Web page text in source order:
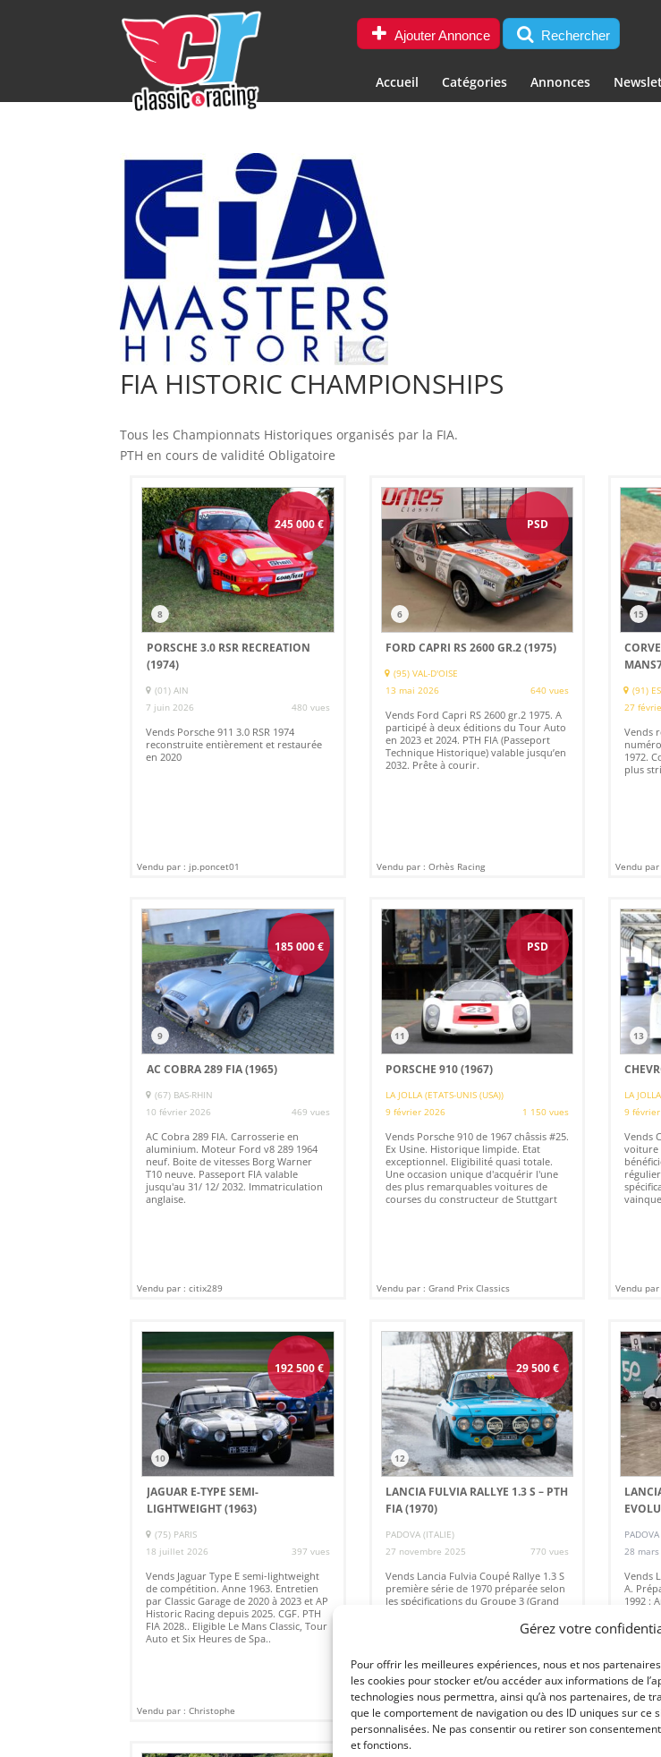
Gérez votre
Pour offrir les meilleures expériences, nous et nos
les cookies pour stocker et/ou accéder aux informations de
technologies nous permettra, ainsi qu’à nos partenaires, de
que le comportement de navigation ou des ID uniques sur ce
personnalisées. Ne pas consentir ou retirer son
et fonctions.
Ajouter Annonce Rechercher
Accueil Catégories Annonces
FIA HISTORIC CHAMPIONSHIPS
Tous les Championnats Historiques organisés par la FIA.
PTH en cours de validité Obligatoire
245 000€
8
PORSCHE 3.0 RSR RECREATION
(1974)
(01) AIN
7 juin 2026
480 vues
Vends Porsche 911 3.0 RSR 1974
reconstruite entièrement et restaurée
en 2020
Vendu par : jp.poncet01
PSD
6
FORD CAPRI RS 2600 GR.2 (1975)
(95) VAL-D'OISE
13 mai 2026
640 vues
Vends Ford Capri RS 2600 gr.2 1975. A
participé à deux éditions du Tour Auto
en 2023 et 2024. PTH FIA (Passeport
Technique Historique) valable jusqu’en
2032. Prête à courir.
Vendu par : Orhès Racing
15
(91)
27
Vends
1972.
plus
Vendu par
185 000€
9
AC COBRA 289 FIA (1965)
(67) BAS-RHIN
10 février 2026
469 vues
AC Cobra 289 FIA. Carrosserie en
aluminium. Moteur Ford v8 289 1964
neuf. Boite de vitesses Borg Warner
T10 neuve. Passeport FIA valable
jusqu'au 31/ 12/ 2032. Immatriculation
anglaise.
Vendu par : citix289
PSD
11
PORSCHE 910 (1967)
LA JOLLA (ETATS-UNIS (USA))
9 février 2026
1 150 vues
Vends Porsche 910 de 1967 châssis #25.
Ex Usine. Historique limpide. Etat
exceptionnel. Eligibilité quasi totale.
Une occasion unique d'acquérir l'une
des plus remarquables voitures de
courses du constructeur de Stuttgart
Vendu par : Grand Prix Classics
13
LA
9
Vends
voiture
Vendu
192 500€
10
JAGUAR E-TYPE SEMI-
LIGHTWEIGHT (1963)
(75) PARIS
18 juillet 2026
397 vues
Vends Jaguar Type E semi-lightweight
de compétition. Anne 1963. Entretien
par Classic Garage de 2020 à 2023 et AP
Historic Racing depuis 2025. CGF. PTH
FIA 2028.. Eligible Le Mans Classic, Tour
Auto et Six Heures de Spa..
Vendu par : Christophe
29 500€
12
LANCIA FULVIA RALLYE 1.3 S – PTH
FIA (1970)
PADOVA (ITALIE)
27 novembre 2025
770 vues
Vends Lancia Fulvia Coupé Rallye 1.3 S
première série de 1970 préparée selon
les spécifications du Groupe 3 (Grand
générale et mise au point spécifique
l'année suivante.
Vendu par : antonio.maniero
28 mars
Vends
A.
1992 :
etc......
Vendu